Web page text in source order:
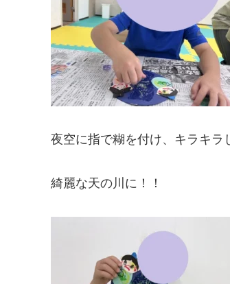
夜空に指で糊を付け、キラキラ
綺麗な天の川に！！